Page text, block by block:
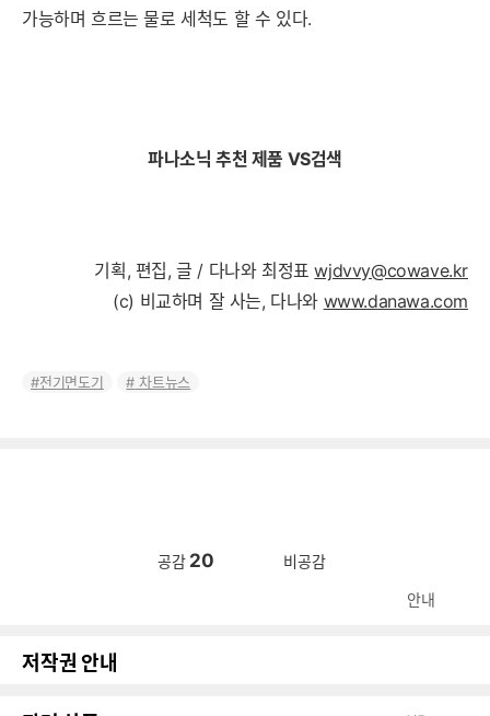
가능하며 흐르는 물로 세척도 할 수 있다.
파나소닉 추천 제품 VS검색
기획, 편집, 글 / 다나와 최정표wjdvvy@cowave.kr
(c) 비교하며 잘 사는, 다나와 www.danawa.com
전기면도기 차트뉴스
공감 20 비공감
안내
저작권 안내